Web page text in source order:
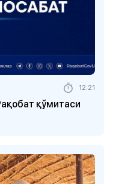
қўмитаси
12:21